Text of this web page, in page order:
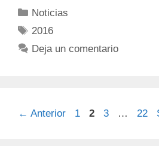
Noticias
2016
Deja un comentario
← Anterior 1 2 3 … 22